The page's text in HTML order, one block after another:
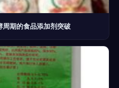
周期的食品添加剂突破